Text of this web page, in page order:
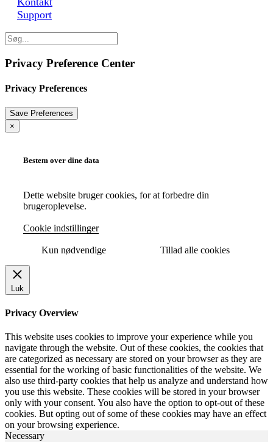
Support
Privacy Preference Center
Privacy Preferences
×
Bestem over dine data
Dette website bruger cookies, for at forbedre din
brugeroplevelse.
Cookie indstillinger
Kun nødvendige Tillad alle cookies
Luk
Privacy Overview
This website uses cookies to improve your experience while you
navigate through the website. Out of these cookies, the cookies that
are categorized as necessary are stored on your browser as they are
essential for the working of basic functionalities of the website. We
also use third-party cookies that help us analyze and understand how
you use this website. These cookies will be stored in your browser
only with your consent. You also have the option to opt-out of these
cookies. But opting out of some of these cookies may have an effect
on your browsing experience.
Necessary